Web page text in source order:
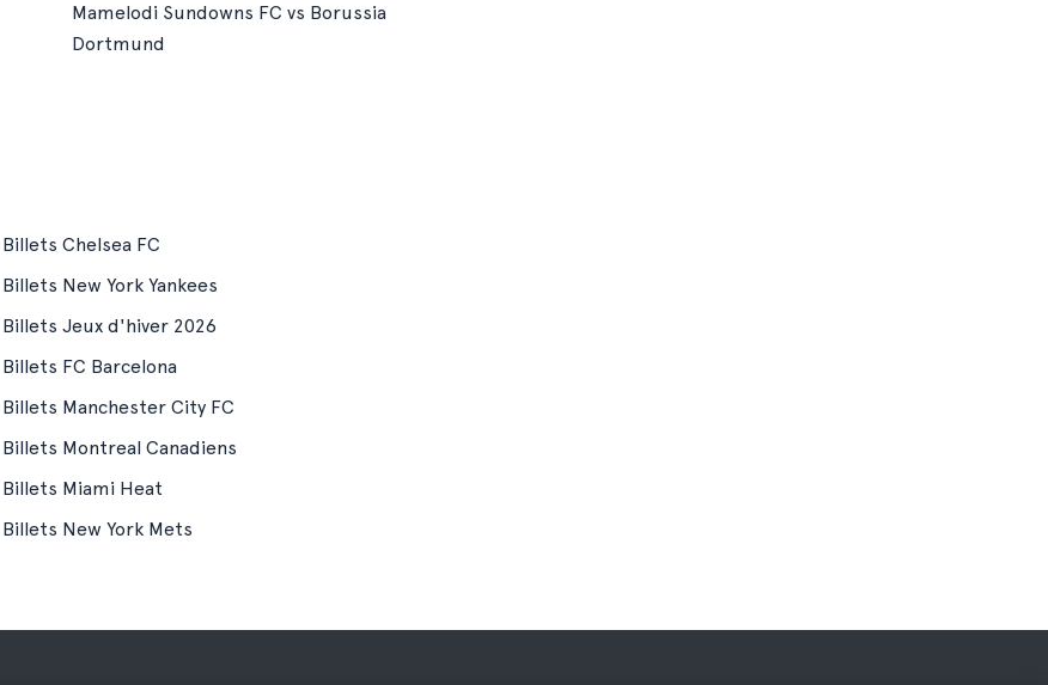
Mamelodi Sundowns FC vs Borussia
Dortmund
Billets Chelsea FC
Billets New York Yankees
Billets Jeux d'hiver 2026
Billets FC Barcelona
Billets Manchester City FC
Billets Montreal Canadiens
Billets Miami Heat
Billets New York Mets